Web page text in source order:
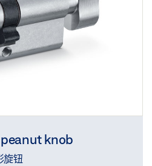
knob
旋钮